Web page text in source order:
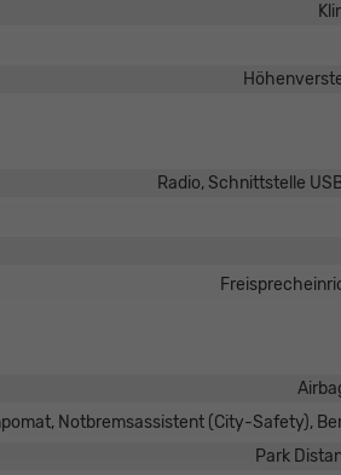
Radio, Schnittstelle
Notbremsassistent (City-Safety),
Park